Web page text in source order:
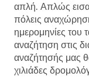
απλή. Απλώς
πόλεις
ημερομηνίες του
αναζήτηση στις
αναζήτησής μας
χιλιάδες